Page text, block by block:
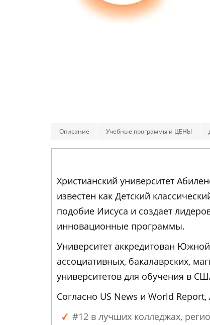
Описание Учебные программы и ЦЕНЫ
Христианский университет
известен как Детский
подобие Иисуса и создает
инновационные программы.
Университет аккредитован
ассоциативных, бакалаврских,
университетов для обучения в
Согласно US News и World Report,
#12 в лучших колледжах,